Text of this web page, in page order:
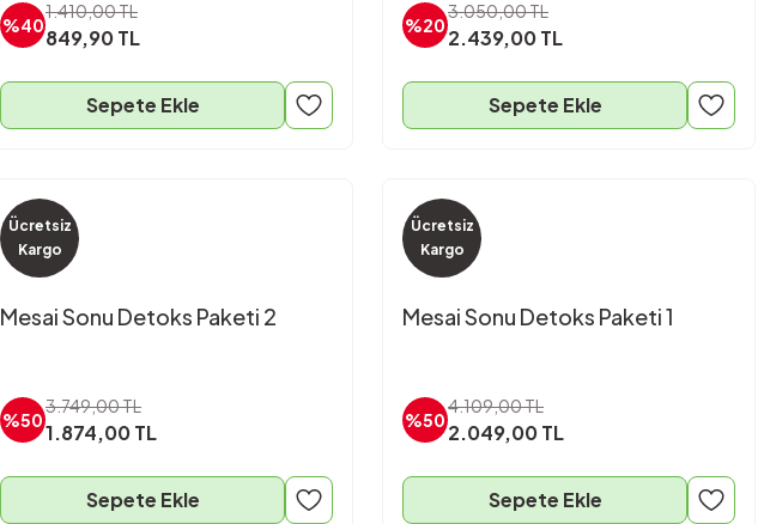
%40
1.410,00 TL
849,90 TL
Sepete Ekle
%20
3.050,00 TL
2.439,00 TL
Sepete Ekle
Ücretsiz
Kargo
Mesai Sonu Detoks Paketi 2
%50
3.749,00 TL
1.874,00 TL
Sepete Ekle
Ücretsiz
Kargo
Mesai Sonu Detoks Paketi 1
%50
4.109,00 TL
2.049,00 TL
Sepete Ekle